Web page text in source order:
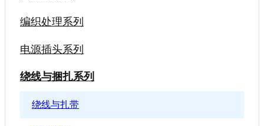
编织处理系列
电源插头系列
绕线与捆扎系列
绕线与扎带